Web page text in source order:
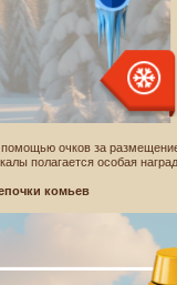
очков за
полагается особая
комьев